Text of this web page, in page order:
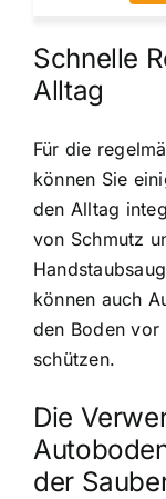
Schnelle
Alltag
Für die
können Sie
den Alltag
von Schmutz
können auch
den Boden vor
schützen.
Die
der